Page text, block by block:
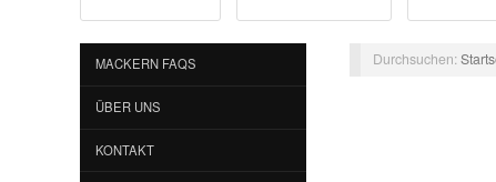
MACKERN FAQS
ÜBER UNS
KONTAKT
Durchsuchen: